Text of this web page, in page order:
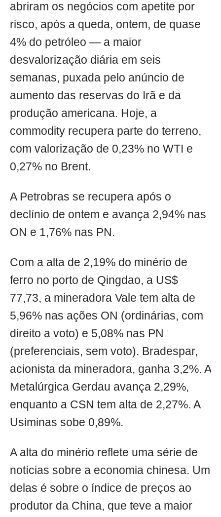
abriram os negócios com apetite por
risco, após a queda, ontem, de quase
4% do petróleo — a maior
desvalorização diária em seis
semanas, puxada pelo anúncio de
aumento das reservas do Irã e da
produção americana. Hoje, a
commodity recupera parte do terreno,
com valorização de 0,23% no WTI e
0,27% no Brent.
A Petrobras se recupera após o
declínio de ontem e avança 2,94% nas
ON e 1,76% nas PN.
Com a alta de 2,19% do minério de
ferro no porto de Qingdao, a US$
77,73, a mineradora Vale tem alta de
5,96% nas ações ON (ordinárias, com
direito a voto) e 5,08% nas PN
(preferenciais, sem voto). Bradespar,
acionista da mineradora, ganha 3,2%. A
Metalúrgica Gerdau avança 2,29%,
enquanto a CSN tem alta de 2,27%. A
Usiminas sobe 0,89%.
A alta do minério reflete uma série de
notícias sobre a economia chinesa. Um
delas é sobre o índice de preços ao
produtor da China, que teve a maior